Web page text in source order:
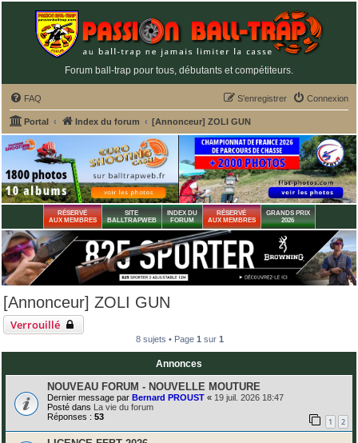
Forum ball-trap pour tous, débutants et compétiteurs.
FAQ Connexion
S’enregistrer
Portal Index du forum [Annonceur] ZOLI GUN
RÉSERVÉ
AUX MEMBRES
SITE
BALLTRAPWEB
INDEX DU
FORUM
RÉSERVÉ
AUX MEMBRES
GRANDS PRIX
2026
[Annonceur] ZOLI GUN
Verrouillé
8 sujets • Page 1 sur 1
Annonces
NOUVEAU FORUM - NOUVELLE MOUTURE
Dernier message par Bernard PROUST « 19 juil. 2026 18:47
Posté dans La vie du forum
Réponses : 53 1 2